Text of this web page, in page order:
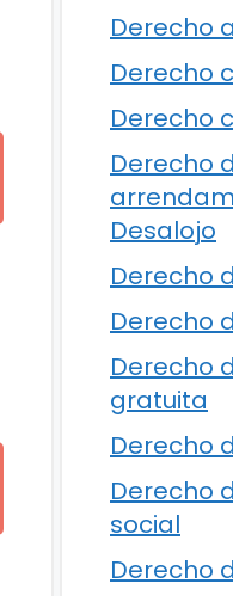
Derecho
Derecho
Derecho
Derecho
Desalojo
Derecho
Derecho
Derecho
gratuita
Derecho
Derecho
social
Derecho